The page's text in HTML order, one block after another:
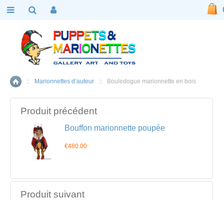
Accueil
:: Marionnettes d’auteur :: Bouledogue marionnette en bois
Produit précédent
Bouffon marionnette poupée
€480.00
Produit suivant